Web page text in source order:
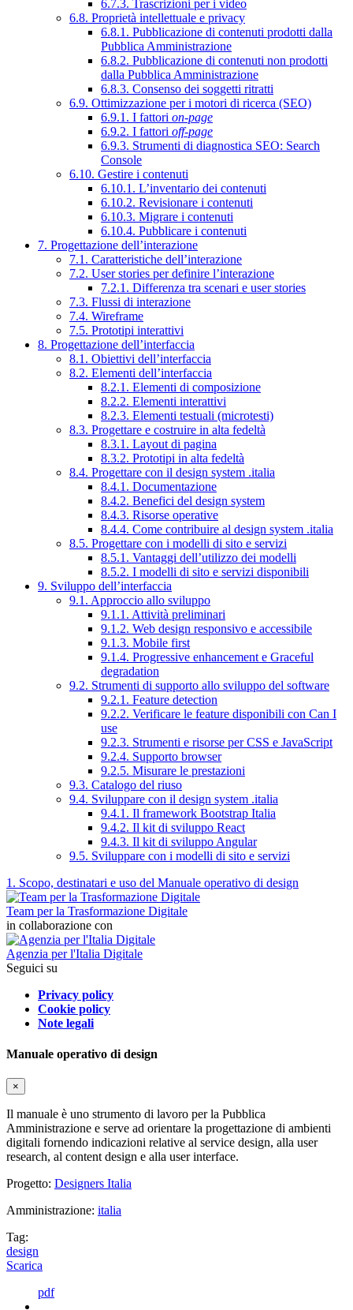
6.7.3. Trascrizioni per i video
6.8. Proprietà intellettuale e privacy
6.8.1. Pubblicazione di contenuti prodotti dalla
Pubblica Amministrazione
6.8.2. Pubblicazione di contenuti non prodotti
dalla Pubblica Amministrazione
6.8.3. Consenso dei soggetti ritratti
6.9. Ottimizzazione per i motori di ricerca (SEO)
6.9.1. I fattori on-page
6.9.2. I fattori off-page
6.9.3. Strumenti di diagnostica SEO: Search
Console
6.10. Gestire i contenuti
6.10.1. L’inventario dei contenuti
6.10.2. Revisionare i contenuti
6.10.3. Migrare i contenuti
6.10.4. Pubblicare i contenuti
7. Progettazione dell’interazione
7.1. Caratteristiche dell’interazione
7.2. User stories per definire l’interazione
7.2.1. Differenza tra scenari e user stories
7.3. Flussi di interazione
7.4. Wireframe
7.5. Prototipi interattivi
8. Progettazione dell’interfaccia
8.1. Obiettivi dell’interfaccia
8.2. Elementi dell’interfaccia
8.2.1. Elementi di composizione
8.2.2. Elementi interattivi
8.2.3. Elementi testuali (microtesti)
8.3. Progettare e costruire in alta fedeltà
8.3.1. Layout di pagina
8.3.2. Prototipi in alta fedeltà
8.4. Progettare con il design system .italia
8.4.1. Documentazione
8.4.2. Benefici del design system
8.4.3. Risorse operative
8.4.4. Come contribuire al design system .italia
8.5. Progettare con i modelli di sito e servizi
8.5.1. Vantaggi dell’utilizzo dei modelli
8.5.2. I modelli di sito e servizi disponibili
9. Sviluppo dell’interfaccia
9.1. Approccio allo sviluppo
9.1.1. Attività preliminari
9.1.2. Web design responsivo e accessibile
9.1.3. Mobile first
9.1.4. Progressive enhancement e Graceful
degradation
9.2. Strumenti di supporto allo sviluppo del software
9.2.1. Feature detection
9.2.2. Verificare le feature disponibili con Can I
use
9.2.3. Strumenti e risorse per CSS e JavaScript
9.2.4. Supporto browser
9.2.5. Misurare le prestazioni
9.3. Catalogo del riuso
9.4. Sviluppare con il design system .italia
9.4.1. Il framework Bootstrap Italia
9.4.2. Il kit di sviluppo React
9.4.3. Il kit di sviluppo Angular
9.5. Sviluppare con i modelli di sito e servizi
1. Scopo, destinatari e uso del Manuale operativo di design
Team per la Trasformazione Digitale
in collaborazione con
Agenzia per l'Italia Digitale
Seguici su
Privacy policy
Cookie policy
Note legali
Manuale operativo di design
×
Il manuale è uno strumento di lavoro per la Pubblica
Amministrazione e serve ad orientare la progettazione di ambienti
digitali fornendo indicazioni relative al service design, alla user
research, al content design e alla user interface.
Progetto: Designers Italia
Amministrazione: italia
Tag:
design
Scarica
pdf